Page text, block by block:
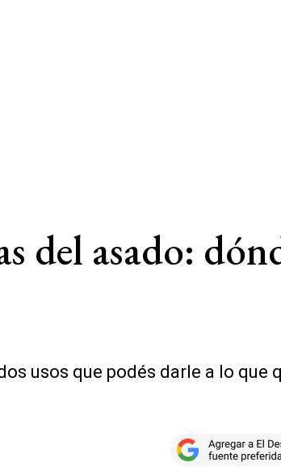
del asado:
usos que podés darle a lo que